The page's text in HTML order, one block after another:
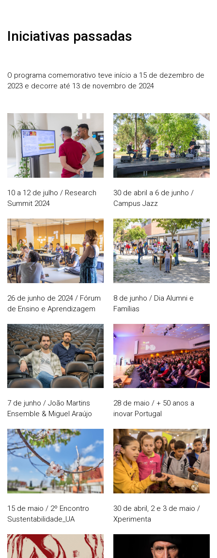
Iniciativas passadas
O programa comemorativo teve início a 15 de dezembro de
2023 e decorre até 13 de novembro de 2024
10 a 12 de julho / Research
Summit 2024
30 de abril a 6 de junho /
Campus Jazz
26 de junho de 2024 / Fórum
de Ensino e Aprendizagem
8 de junho / Dia Alumni e
Famílias
7 de junho / João Martins
Ensemble & Miguel Araújo
28 de maio / + 50 anos a
inovar Portugal
15 de maio / 2º Encontro
Sustentabilidade_UA
30 de abril, 2 e 3 de maio /
Xperimenta